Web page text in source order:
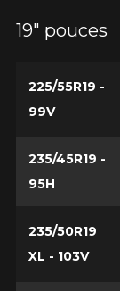
19" pouces
225/55R19 -
99V
235/45R19 -
95H
235/50R19
XL - 103V